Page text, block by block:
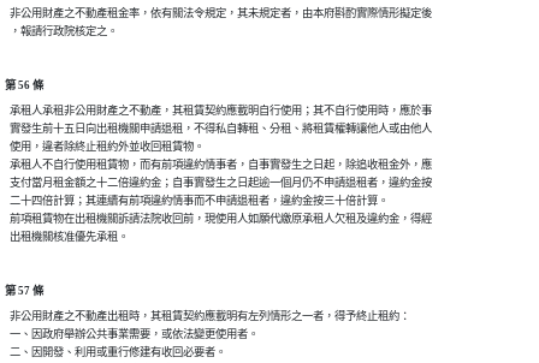
  非公用財產之不動產租金率，依有關法令規定，其未規定者，由本府斟酌實際情形擬定後
第 56 條
  承租人承租非公用財產之不動產，其租賃契約應載明自行使用；其不自行使用時，應於事
  實發生前十五日向出租機關申請退租，不得私自轉租、分租、將租賃權轉讓他人或由他人
  使用，違者除終止租約外並收回租賃物。
  承租人不自行使用租賃物，而有前項違約情事者，自事實發生之日起，除追收租金外，應
  支付當月租金額之十二倍違約金；自事實發生之日起逾一個月仍不申請退租者，違約金按
  二十四倍計算；其連續有前項違約情事而不申請退租者，違約金按三十倍計算。
  前項租賃物在出租機關訴請法院收回前，現使用人如願代繳原承租人欠租及違約金，得經
第 57 條
  非公用財產之不動產出租時，其租賃契約應載明有左列情形之一者，得予終止租約：
  一、因政府舉辦公共事業需要，或依法變更使用者。
  二、因開發、利用或重行修建有收回必要者。